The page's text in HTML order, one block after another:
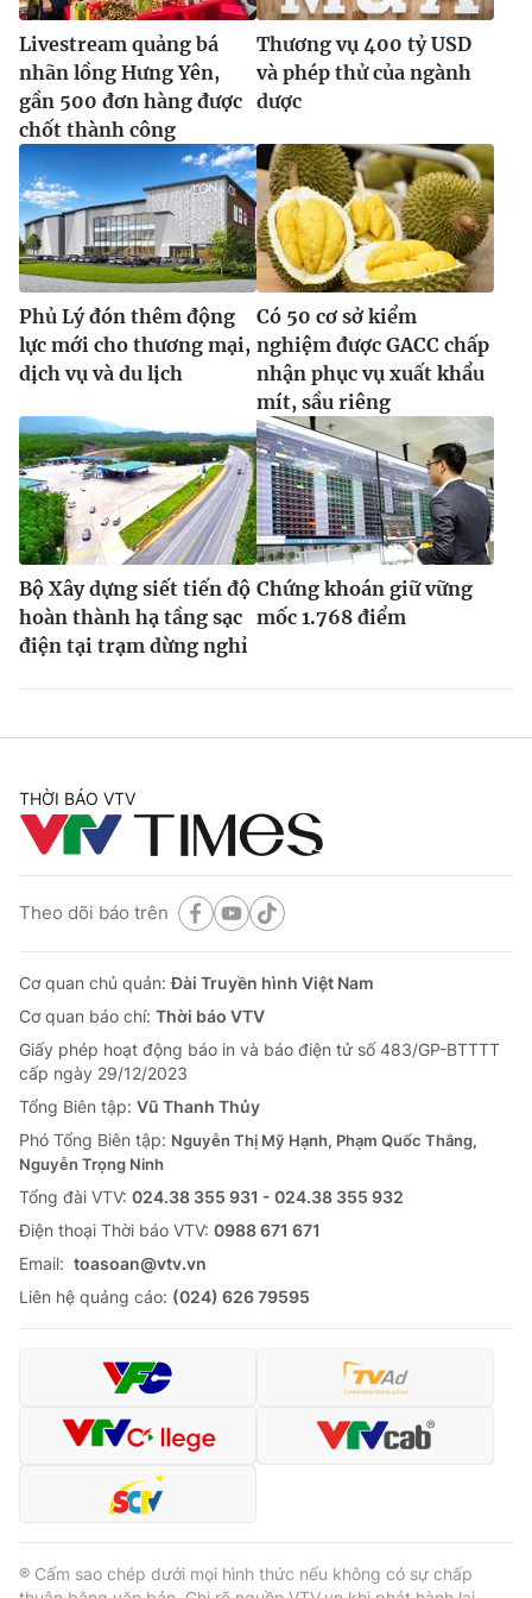
Livestream quảng bá
nhãn lồng Hưng Yên,
gần 500 đơn hàng được
chốt thành công
Thương vụ 400 tỷ USD
và phép thử của ngành
dược
Phủ Lý đón thêm động
lực mới cho thương mại,
dịch vụ và du lịch
Có 50 cơ sở kiểm
nghiệm được GACC chấp
nhận phục vụ xuất khẩu
mít, sầu riêng
Bộ Xây dựng siết tiến độ
hoàn thành hạ tầng sạc
điện tại trạm dừng nghỉ
Chứng khoán giữ vững
mốc 1.768 điểm
THỜI BÁO VTV
Theo dõi báo trên
Cơ quan chủ quản:Đài Truyền hình Việt Nam
Cơ quan báo chí: Thời báo VTV
Giấy phép hoạt động báo in và báo điện tử số 483/GP-BTTTT
cấp ngày 29/12/2023
Tổng Biên tập: Vũ Thanh Thủy
Phó Tổng Biên tập: Nguyễn Thị Mỹ Hạnh, Phạm Quốc Thắng,
Nguyễn Trọng Ninh
Tổng đài VTV: 024.38 355 931 - 024.38 355 932
Ðiện thoại Thời báo VTV: 0988 671 671
Email: toasoan@vtv.vn
Liên hệ quảng cáo: (024) 626 79595
® Cấm sao chép dưới mọi hình thức nếu không có sự chấp